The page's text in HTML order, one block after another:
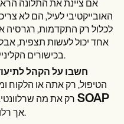
אם ציינת את התלונה
האובייקטיבי לעיל, הם לא
לכלול רק התקדמות, רגרסיה
אחד יכול לעשות תצפית,
בכישורים הקליניים האלה כדי להסיק מה קורה.
חשבו על הקהל
הטיפול, רק אתה או הלקוח
רק את מה שרלוונטי. קטעי הערות SOAP
אך רלוונטי במיוחד לסעיף ההערכה.